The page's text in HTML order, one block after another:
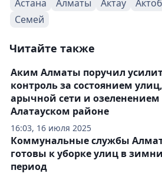
Астана Алматы Актау
Семей
Читайте также
16:03, 16 июля 2025
Аким Алматы поручил
контроль за состоянием улиц,
арычной сети и озеленением
Алатауском районе
Коммунальные службы
готовы к уборке улиц в
период